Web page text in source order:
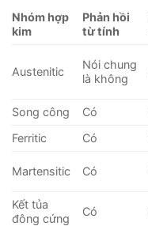
Nhóm hợp
kim
Phản hồi
từ tính
Austenitic
Nói chung
là không
Song công
Có
Ferritic
Có
Martensitic Có
Kết tủa
đông cứng
Có